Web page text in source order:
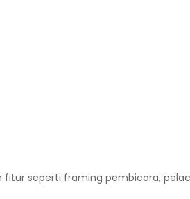
seperti framing pembicara,